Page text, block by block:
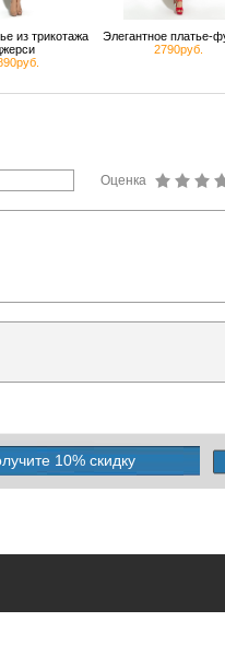
из трикотажа
Элегантное платье-
2790руб.
Оценка
10% скидку